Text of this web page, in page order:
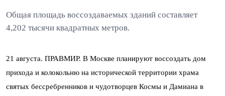
Общая площадь воссоздаваемых зданий составляет
4,202 тысячи квадратных метров.
21 августа. ПРАВМИР. В Москве планируют воссоздать дом
прихода и колокольню на исторической территории храма
святых бессребренников и чудотворцев Космы и Дамиана в